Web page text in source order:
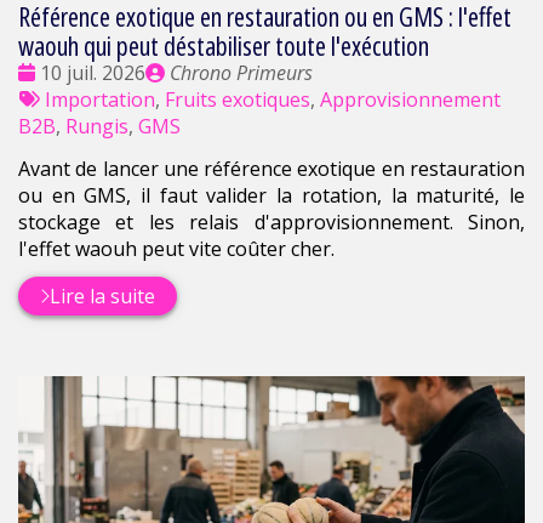
Référence exotique en restauration ou en GMS : l'effet
waouh qui peut déstabiliser toute l'exécution
Date
:
10 juil. 2026
Publié
par
Chrono Primeurs
Tags
:
Importation, Fruits exotiques, Approvisionnement
B2B, Rungis, GMS
Avant de lancer une référence exotique en restauration
ou en GMS, il faut valider la rotation, la maturité, le
stockage et les relais d'approvisionnement. Sinon,
l'effet waouh peut vite coûter cher.
Lire la suite